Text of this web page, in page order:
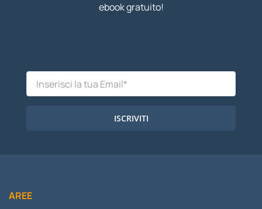
ebook gratuito!
ISCRIVITI
AREE